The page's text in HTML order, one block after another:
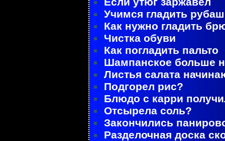
Учимся гладить
Как нужно гладить
Чистка обуви
Как погладить пальто
Шампанское больше
Листья салата
Подгорел рис?
Блюдо с карри
Отсырела соль?
Закончились
Разделочная доска